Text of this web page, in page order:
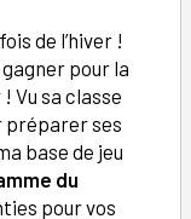
de l’hiver !
pour la
Vu sa classe
préparer ses
base de jeu
du
pour vos